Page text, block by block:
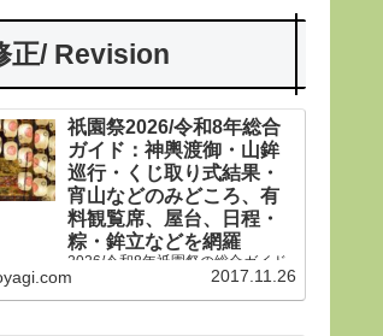
正/ Revision
祇園祭2026/令和8年総合
ガイド：神輿渡御・山鉾
巡行・くじ取り式結果・
宵山などのみどころ、有
料観覧席、屋台、日程・
粽・鉾立などを網羅
2026/令和8年祇園祭の総合ガイド
です。本年は神輿渡御、山鉾巡
2017.11.26